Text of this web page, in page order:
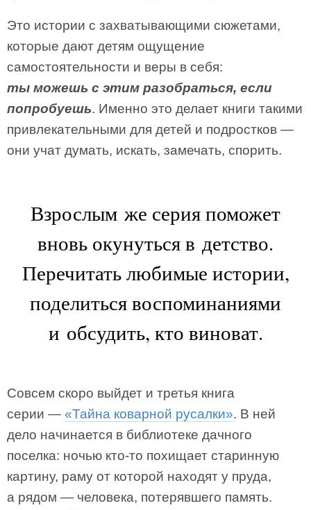
Это истории с захватывающими сюжетами,
которые дают детям ощущение
самостоятельности и веры в себя:
ты можешь с этим разобраться, если
попробуешь. Именно это делает книги такими
привлекательными для детей и подростков —
они учат думать, искать, замечать, спорить.
Взрослым же серия поможет
вновь окунуться в детство.
Перечитать любимые истории,
поделиться воспоминаниями
и обсудить, кто виноват.
Совсем скоро выйдет и третья книга
серии — «Тайна коварной русалки». В ней
дело начинается в библиотеке дачного
поселка: ночью кто-то похищает старинную
картину, раму от которой находят у пруда,
а рядом — человека, потерявшего память.